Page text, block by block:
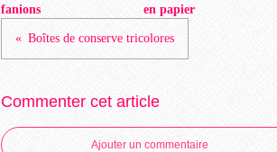
fanions
en papier
Boîtes de conserve tricolores
Commenter cet article
Ajouter un commentaire